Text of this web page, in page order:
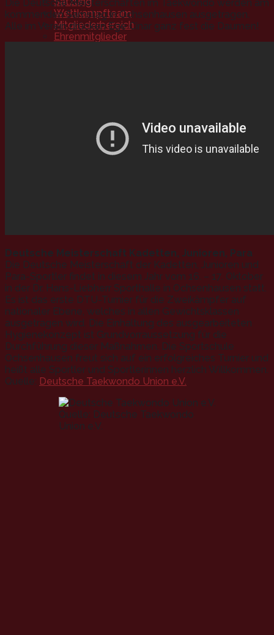
Wettkampfteam
Mitgliederbereich
Ehrenmitglieder
Die Deutsche Meisterschaften im Taekwondo werden am
kommenden Samstag in Ochsenhausen ausgetragen.
Alle im Verein drücken Ege Cinar ganz fest die Daumen!
Deutsche Meisterschaft Kadetten, Junioren, Para
Die Deutsche Meisterschaft der Kadetten, Junioren und
Para-Sportler findet in diesem Jahr vom 16. – 17. Oktober
in der Dr. Hans-Liebherr Sporthalle in Ochsenhausen statt.
Es ist das erste DTU-Turnier für die Zweikämpfer auf
nationaler Ebene, welches in allen Gewichtsklassen
ausgetragen wird. Die Einhaltung des ausgearbeiteten
Hygienekonzept ist Grundvorraussetzung für die
Durchführung dieser Maßnahmen. Die Sportschule
Ochsenhausen freut sich auf ein erfolgreiches Turnier und
heißt alle Sportler und Sportlerinnen herzlich Willkommen.
Quelle: Deutsche Taekwondo Union e.V.
Quelle: Deutsche Taekwondo
Union e.V.